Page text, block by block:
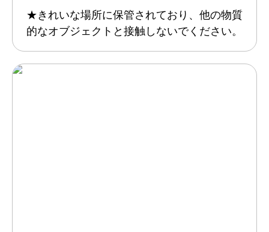
★きれいな場所に保管されており、他の物質
的なオブジェクトと接触しないでください。